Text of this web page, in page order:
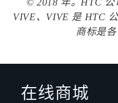
© 2018 年。HTC
VIVE、VIVE 是 HTC
商标是
在线商城